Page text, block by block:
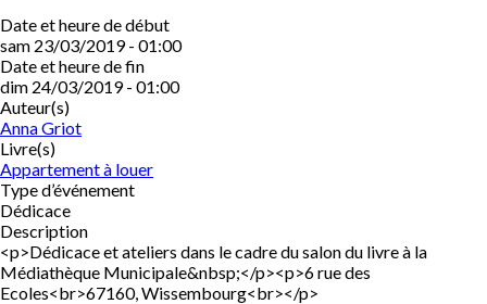
Date et heure de début
sam 23/03/2019 - 01:00
Date et heure de fin
dim 24/03/2019 - 01:00
Auteur(s)
Anna Griot
Livre(s)
Appartement à louer
Type d’événement
Dédicace
Description
<p>Dédicace et ateliers dans le cadre du salon du livre à la
Médiathèque Municipale&nbsp;</p><p>6 rue des
Ecoles<br>67160, Wissembourg<br></p>